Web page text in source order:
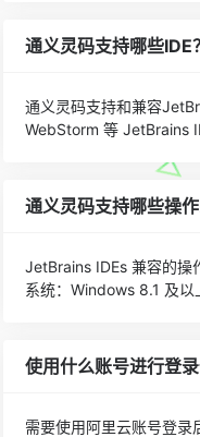
通义灵码支持哪些IDE？
通义灵码支持和兼容
WebStorm 等 JetBrains
通义灵码支持哪些操作
JetBrains IDEs 兼容的
系统：Windows 8.1 及以
使用什么账号进行登
需要使用阿里云账号登录